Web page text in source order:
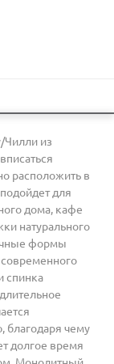
Чилли из
расположить в
для
дома, кафе
натурального
формы
современного
спинка
благодаря чему
долгое время